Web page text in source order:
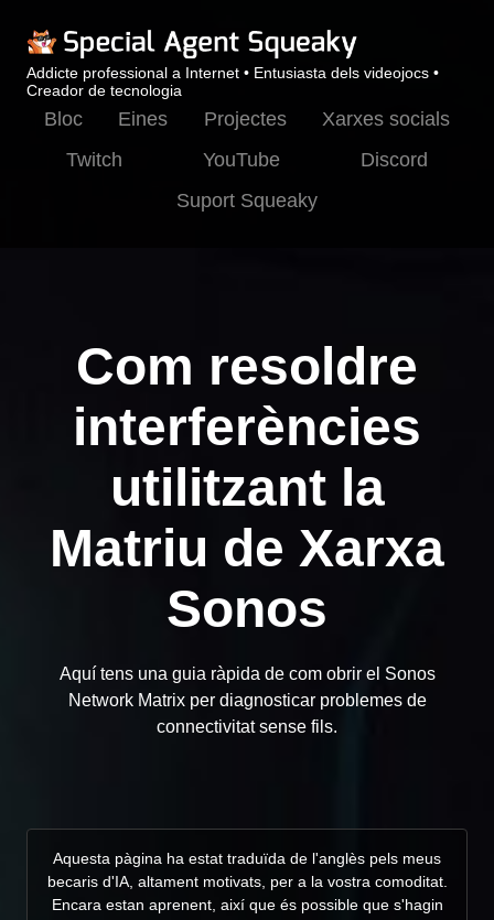
Addicte professional a Internet • Entusiasta dels videojocs •
Creador de tecnologia
Bloc Eines Projectes
Xarxes socials
Twitch
YouTube
Discord
Suport Squeaky
Com resoldre
interferències
utilitzant la
Matriu de Xarxa
Sonos
Aquí tens una guia ràpida de com obrir el Sonos
Network Matrix per diagnosticar problemes de
connectivitat sense fils.
Aquesta pàgina ha estat traduïda de l'anglès pels meus
becaris d'IA, altament motivats, per a la vostra comoditat.
Encara estan aprenent, així que és possible que s'hagin